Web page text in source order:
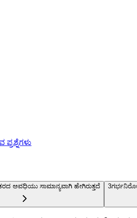
ಪ್ರಶ್ನೆಗಳು
ಅವಧಿಯು ಸಾಮಾನ್ಯವಾಗಿ ಹೇಗಿರುತ್ತದೆ 3